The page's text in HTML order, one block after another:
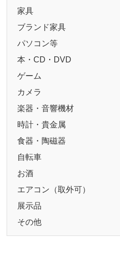
家具
ブランド家具
パソコン等
本・CD・DVD
ゲーム
カメラ
楽器・音響機材
時計・貴金属
食器・陶磁器
自転車
お酒
エアコン（取外可）
展示品
その他